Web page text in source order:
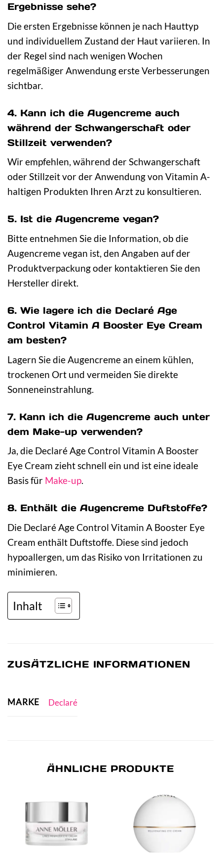
Ergebnisse sehe?
Die ersten Ergebnisse können je nach Hauttyp
und individuellem Zustand der Haut variieren. In
der Regel sind nach wenigen Wochen
regelmäßiger Anwendung erste Verbesserungen
sichtbar.
4. Kann ich die Augencreme auch
während der Schwangerschaft oder
Stillzeit verwenden?
Wir empfehlen, während der Schwangerschaft
oder Stillzeit vor der Anwendung von Vitamin A-
haltigen Produkten Ihren Arzt zu konsultieren.
5. Ist die Augencreme vegan?
Bitte entnehmen Sie die Information, ob die
Augencreme vegan ist, den Angaben auf der
Produktverpackung oder kontaktieren Sie den
Hersteller direkt.
6. Wie lagere ich die Declaré Age
Control Vitamin A Booster Eye Cream
am besten?
Lagern Sie die Augencreme an einem kühlen,
trockenen Ort und vermeiden Sie direkte
Sonneneinstrahlung.
7. Kann ich die Augencreme auch unter
dem Make-up verwenden?
Ja, die Declaré Age Control Vitamin A Booster
Eye Cream zieht schnell ein und ist eine ideale
Basis für Make-up.
8. Enthält die Augencreme Duftstoffe?
Die Declaré Age Control Vitamin A Booster Eye
Cream enthält Duftstoffe. Diese sind jedoch
hypoallergen, um das Risiko von Irritationen zu
minimieren.
Inhalt
ZUSÄTZLICHE INFORMATIONEN
MARKE Declaré
ÄHNLICHE PRODUKTE